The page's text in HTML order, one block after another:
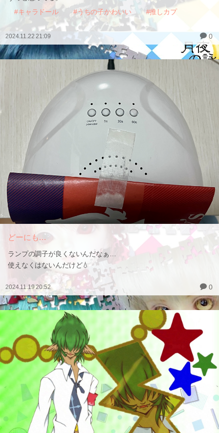
#キャラドール
#うちの子かわいい #推しカプ
2024.11.22 21:09 0
どーにも…
ランプの調子が良くないんだなぁ…
使えなくはないんだけど💧
2024.11.19 20:52 0